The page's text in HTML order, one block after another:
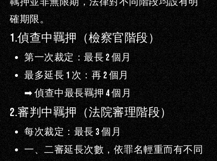
確期限。
1.偵查中羈押（檢察官階段）
第一次裁定：最長2個月
最多延長 1 次：再2個月
➡偵查中最長羈押4個月
2.審判中羈押（法院審理階段）
每次裁定：最長 3個月
一、二審延長次數，依罪名輕重而有不同